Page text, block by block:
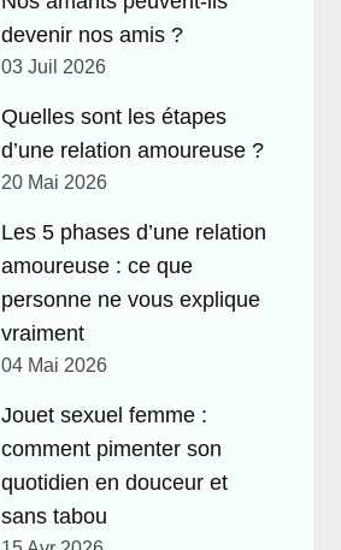
devenir nos amis ?
03 Juil 2026
Quelles sont les étapes
d’une relation amoureuse ?
20 Mai 2026
Les 5 phases d’une relation
amoureuse : ce que
personne ne vous explique
vraiment
04 Mai 2026
Jouet sexuel femme :
comment pimenter son
quotidien en douceur et
sans tabou